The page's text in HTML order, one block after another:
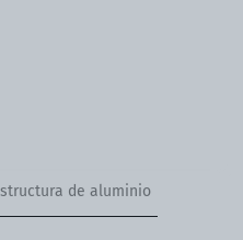
de aluminio